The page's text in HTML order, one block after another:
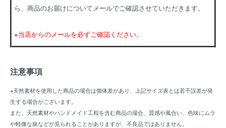
ら、商品のお届けについてメールでご確認させていただきます。
※当店からのメールを必ずご確認ください。
注意事項
※天然素材を使用した商品の場合は個体差があり、上記サイズ表とは若干誤差が発
生する場合がございます。
また、天然素材やハンドメイド工程を含む商品の場合、質感や風合い、色味にムラ
や軽微な疵などが見られることがありますが、不良品ではありません。